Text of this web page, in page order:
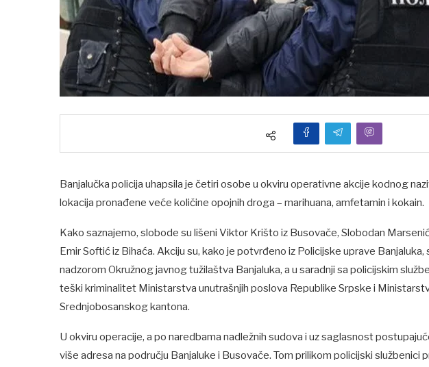
Banjalučka policija uhapsila je četiri osobe u okviru operativne akcije kodnog
lokacija pronađene veće količine opojnih droga – marihuana, amfetamin i kokain.
Kako saznajemo, slobode su lišeni Viktor Krišto iz Busovače, Slobodan
Emir Softić iz Bihaća. Akciju su, kako je potvrđeno iz Policijske uprave
nadzorom Okružnog javnog tužilaštva Banjaluka, a u saradnji sa policijskim
teški kriminalitet Ministarstva unutrašnjih poslova Republike Srpske i
Srednjobosanskog kantona.
U okviru operacije, a po naredbama nadležnih sudova i uz saglasnost
više adresa na području Banjaluke i Busovače. Tom prilikom policijski službenici